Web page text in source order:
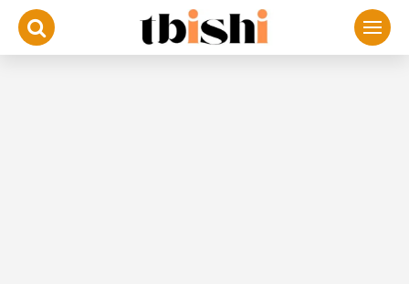
التجاوز
المحتوى